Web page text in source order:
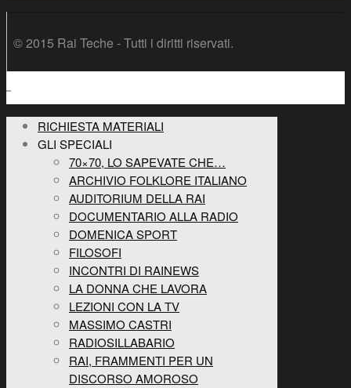
© 2015 Rai Teche - Tutti i diritti riservati.
RICHIESTA MATERIALI
GLI SPECIALI
70×70, LO SAPEVATE CHE…
ARCHIVIO FOLKLORE ITALIANO
AUDITORIUM DELLA RAI
DOCUMENTARIO ALLA RADIO
DOMENICA SPORT
FILOSOFI
INCONTRI DI RAINEWS
LA DONNA CHE LAVORA
LEZIONI CON LA TV
MASSIMO CASTRI
RADIOSILLABARIO
RAI, FRAMMENTI PER UN
DISCORSO AMOROSO